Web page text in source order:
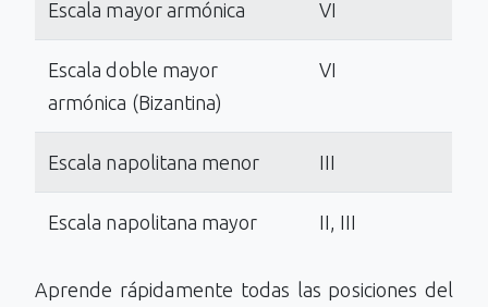
Escala mayor armónica VI
Escala doble mayor
armónica (Bizantina)
VI
Escala napolitana menor III
Escala napolitana mayor II, III
Aprende rápidamente todas las posiciones del